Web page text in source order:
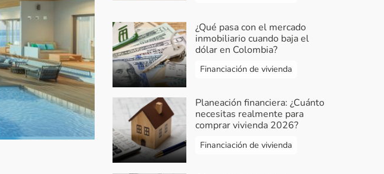
¿Qué pasa con el mercado
inmobiliario cuando baja el
dólar en Colombia?
Financiación de vivienda
Planeación financiera: ¿Cuánto
necesitas realmente para
comprar vivienda 2026?
Financiación de vivienda